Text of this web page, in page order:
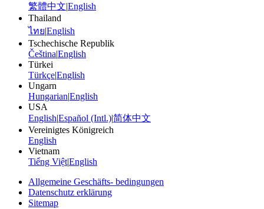
繁體中文|English
Thailand
ไทย|English
Tschechische Republik
Čeština|English
Türkei
Türkçe|English
Ungarn
Hungarian|English
USA
English|Español (Intl.)|简体中文
Vereinigtes Königreich
English
Vietnam
Tiếng Việt|English
Allgemeine Geschäfts- bedingungen
Datenschutz erklärung
Sitemap